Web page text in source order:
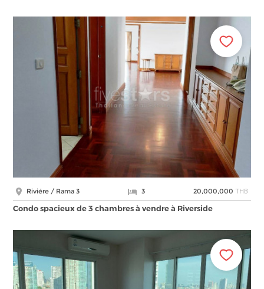
Riviére / Rama 3 3 20,000,000 THB
Condo spacieux de 3 chambres à vendre à Riverside